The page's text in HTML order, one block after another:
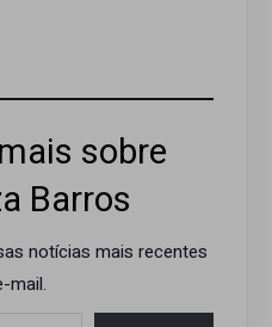
sobre
Barros
notícias mais recentes
mail.